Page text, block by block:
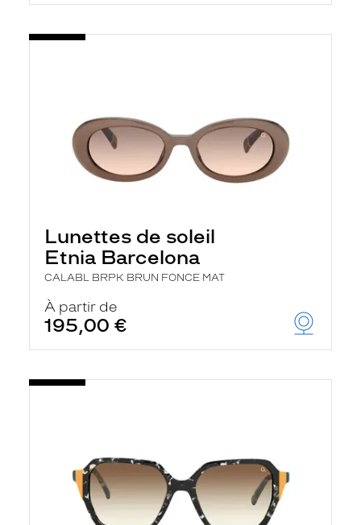
Lunettes de soleil
Etnia Barcelona
CALABL BRPK BRUN FONCE MAT
À partir de
195,00 €